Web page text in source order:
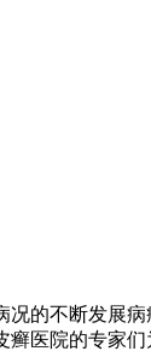
况的不断发展
医院的专家们